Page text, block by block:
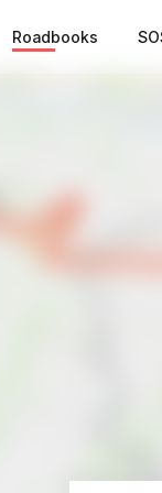
Roadbooks